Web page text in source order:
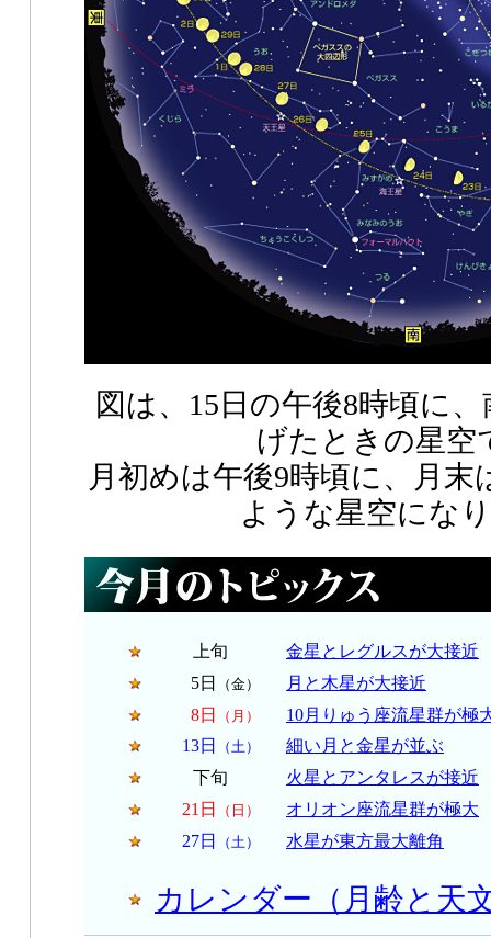
図は、15日の午後8時頃に
げたときの星空
月初めは午後9時頃に、月末
ような星空にな
上旬
金星とレグルスが大接近
5日
（金）
月と木星が大接近
8日
（月）
10月りゅう座流星群が極
13日
（土）
細い月と金星が並ぶ
下旬
火星とアンタレスが接近
21日
（日）
オリオン座流星群が極大
27日
（土） 水星が東方最大離角
カレンダー（月齢と天